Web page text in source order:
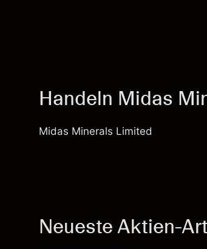
Handeln Midas
Midas Minerals Limited
Neueste Aktien-